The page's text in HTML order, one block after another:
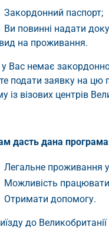
Закордонний паспорт;
Ви повинні надати
вид на проживання.
Вас немає
подати заявку на цю
із візових центрів
дасть дана
Легальне проживання у
Можливість
Отримати допомогу.
до